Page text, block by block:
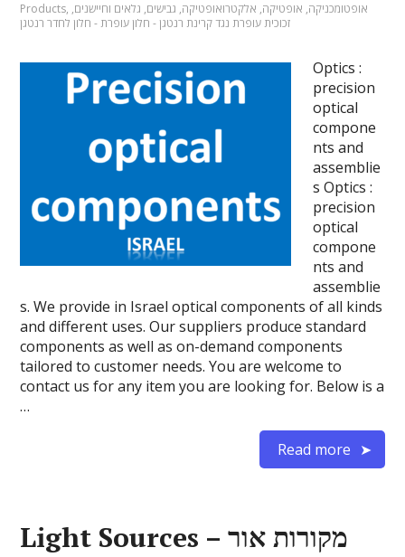
Products, אופטומכניקה, אופטיקה, אלקטרואופטיקה, גבישים, גלאים וחיישנים,
זכוכית עופרת נגד קרינת רנטגן - חלון עופרת - חלון לחדר רנטגן
Optics :
precision
optical
compone
nts and
assemblie
s Optics :
precision
optical
compone
nts and
assemblie
s. We provide in Israel optical components of all kinds
and different uses. Our suppliers produce standard
components as well as on-demand components
tailored to customer needs. You are welcome to
contact us for any item you are looking for. Below is a
…
Read more
Light Sources – מקורות אור